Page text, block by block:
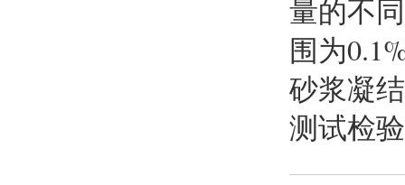
量的不
围为
砂浆凝
测试检